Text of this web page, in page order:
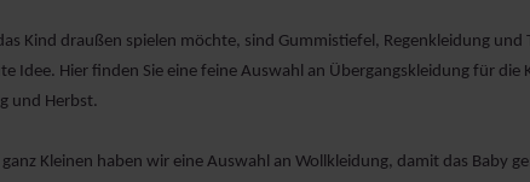
Kind draußen spielen möchte, sind Gummistiefel, Regenkleidung und
Idee. Hier finden Sie eine feine Auswahl an Übergangskleidung für
und Herbst.
ganz Kleinen haben wir eine Auswahl an Wollkleidung, damit das Baby